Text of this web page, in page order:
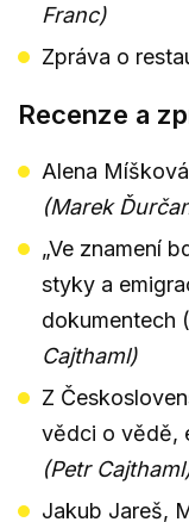
Franc)
Zpráva o
Recenze a
Alena
(Marek
„Ve znamení
styky a
dokumentech
Cajthaml)
Z
vědci o vědě,
(Petr
Jakub Jareš,